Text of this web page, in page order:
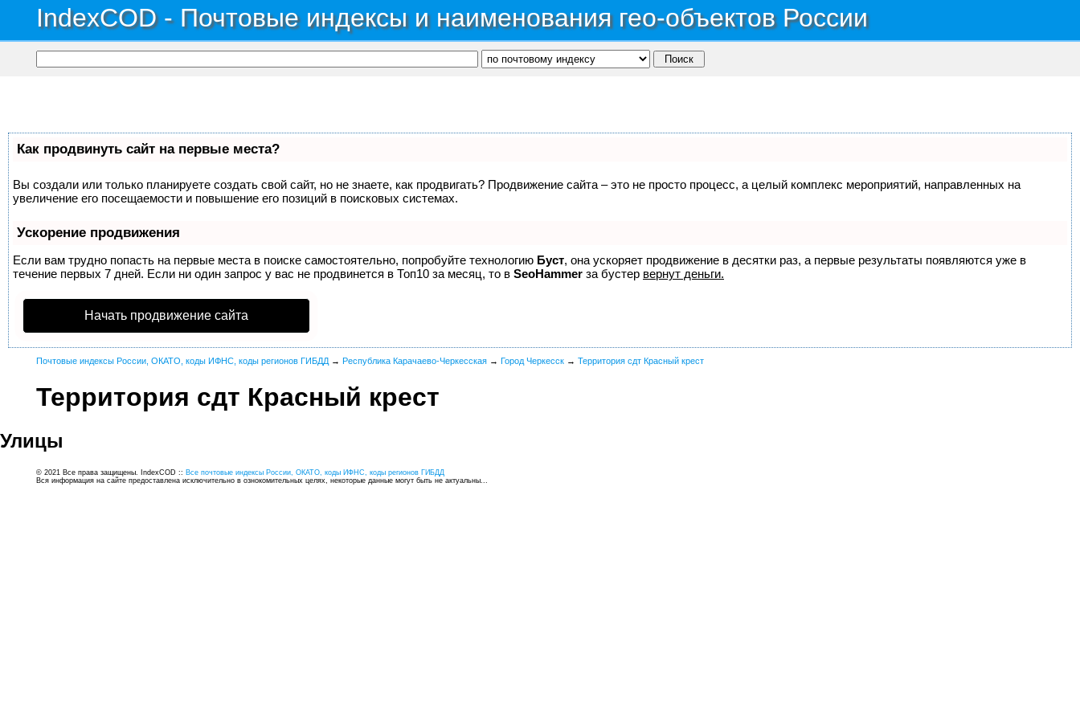
IndexCOD - Почтовые индексы и наименования гео-объектов России
Как продвинуть сайт на первые места?
Вы создали или только планируете создать свой сайт, но не знаете, как продвигать? Продвижение сайта – это не просто процесс, а целый комплекс мероприятий, направленных на
увеличение его посещаемости и повышение его позиций в поисковых системах.
Ускорение продвижения
Если вам трудно попасть на первые места в поиске самостоятельно, попробуйте технологию Буст, она ускоряет продвижение в десятки раз, а первые результаты появляются уже в
течение первых 7 дней. Если ни один запрос у вас не продвинется в Топ10 за месяц, то в SeoHammer за бустер вернут деньги.
Начать продвижение сайта
Почтовые индексы России, ОКАТО, коды ИФНС, коды регионов ГИБДД → Республика Карачаево-Черкесская → Город Черкесск → Территория сдт Красный крест
Территория сдт Красный крест
Улицы
© 2021 Все права защищены. IndexCOD :: Все почтовые индексы России, ОКАТО, коды ИФНС, коды регионов ГИБДД
Вся информация на сайте предоставлена исключительно в ознокомительных целях, некоторые данные могут быть не актуальны...